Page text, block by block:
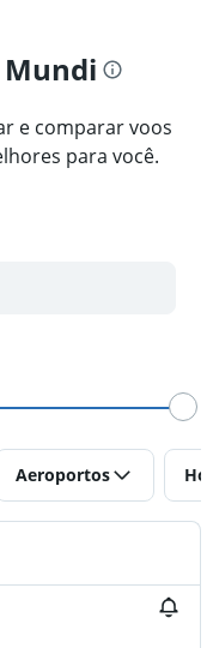
e comparar voos
para você.
Aeroportos